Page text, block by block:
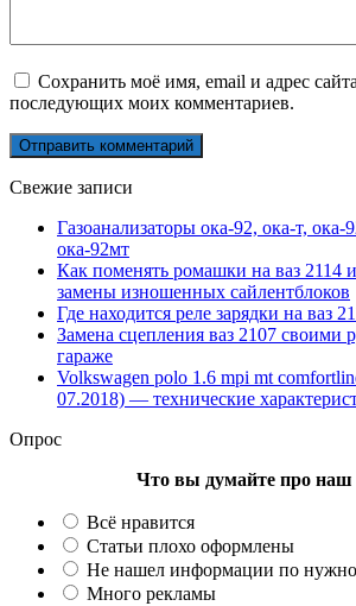
Сохранить моё имя, email и адрес
последующих моих комментариев.
Свежие записи
Газоанализаторы ока-92, ока-т, ока-
ока-92мт
Как поменять ромашки на ваз 2114
замены изношенных сайлентблоков
Где находится реле зарядки на ваз
Замена сцепления ваз 2107 своими
гараже
Volkswagen polo 1.6 mpi mt
07.2018) — технические
Опрос
Что вы думайте про наш
Всё нравится
Статьи плохо оформлены
Не нашел информации по
Много рекламы